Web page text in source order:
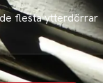
flesta ytterdörrar